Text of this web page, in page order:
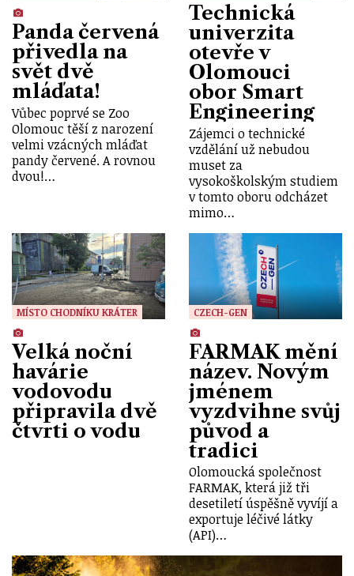
Panda červená
přivedla na
svět dvě
mláďata!
Vůbec poprvé se Zoo
Olomouc těší z narození
velmi vzácných mláďat
pandy červené. A rovnou
dvou!…
Technická
univerzita
otevře v
Olomouci
obor Smart
Engineering
Zájemci o technické
vzdělání už nebudou
muset za
vysokoškolským studiem
v tomto oboru odcházet
mimo…
MÍSTO CHODNÍKU KRÁTER
Velká noční
havárie
vodovodu
připravila dvě
čtvrti o vodu
CZECH-GEN
FARMAK mění
název. Novým
jménem
vyzdvihne svůj
původ a
tradici
Olomoucká společnost
FARMAK, která již tři
desetiletí úspěšně vyvíjí a
exportuje léčivé látky
(API)…